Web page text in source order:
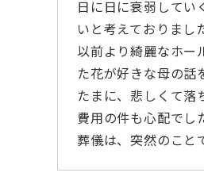
日に日に衰弱してい
いと考えておりまし
以前より綺麗なホー
た花が好きな母の話
たまに、悲しくて落
費用の件も心配でし
葬儀は、突然のこと